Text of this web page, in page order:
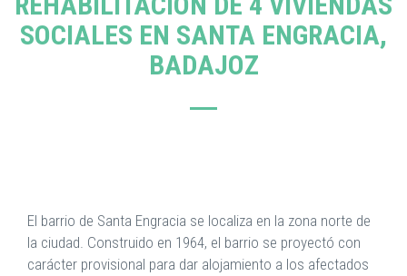
SOCIALES EN SANTA ENGRACIA,
BADAJOZ
El barrio de Santa Engracia se localiza en la zona norte de
la ciudad. Construido en 1964, el barrio se proyectó con
carácter provisional para dar alojamiento a los afectados